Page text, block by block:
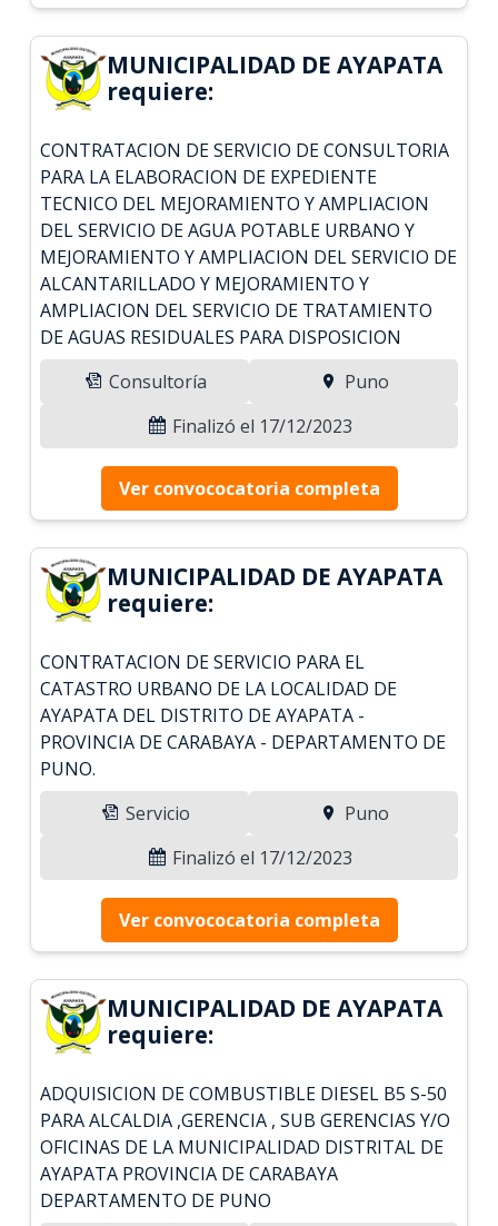
MUNICIPALIDAD DE AYAPATA
requiere:
CONTRATACION DE SERVICIO DE CONSULTORIA
PARA LA ELABORACION DE EXPEDIENTE
TECNICO DEL MEJORAMIENTO Y AMPLIACION
DEL SERVICIO DE AGUA POTABLE URBANO Y
MEJORAMIENTO Y AMPLIACION DEL SERVICIO DE
ALCANTARILLADO Y MEJORAMIENTO Y
AMPLIACION DEL SERVICIO DE TRATAMIENTO
DE AGUAS RESIDUALES PARA DISPOSICION
Consultoría
Puno
Finalizó el 17/12/2023
Ver convococatoria completa
MUNICIPALIDAD DE AYAPATA
requiere:
CONTRATACION DE SERVICIO PARA EL
CATASTRO URBANO DE LA LOCALIDAD DE
AYAPATA DEL DISTRITO DE AYAPATA -
PROVINCIA DE CARABAYA - DEPARTAMENTO DE
PUNO.
Servicio
Puno
Finalizó el 17/12/2023
Ver convococatoria completa
MUNICIPALIDAD DE AYAPATA
requiere:
ADQUISICION DE COMBUSTIBLE DIESEL B5 S-50
PARA ALCALDIA ,GERENCIA , SUB GERENCIAS Y/O
OFICINAS DE LA MUNICIPALIDAD DISTRITAL DE
AYAPATA PROVINCIA DE CARABAYA
DEPARTAMENTO DE PUNO